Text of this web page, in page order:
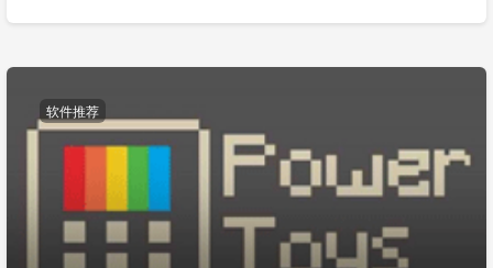
软件推荐